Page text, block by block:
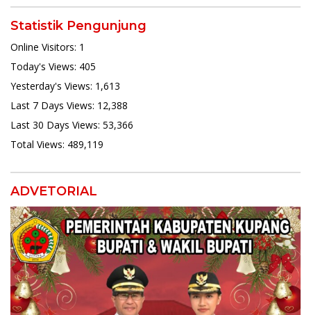
Statistik Pengunjung
Online Visitors: 1
Today's Views: 405
Yesterday's Views: 1,613
Last 7 Days Views: 12,388
Last 30 Days Views: 53,366
Total Views: 489,119
ADVETORIAL